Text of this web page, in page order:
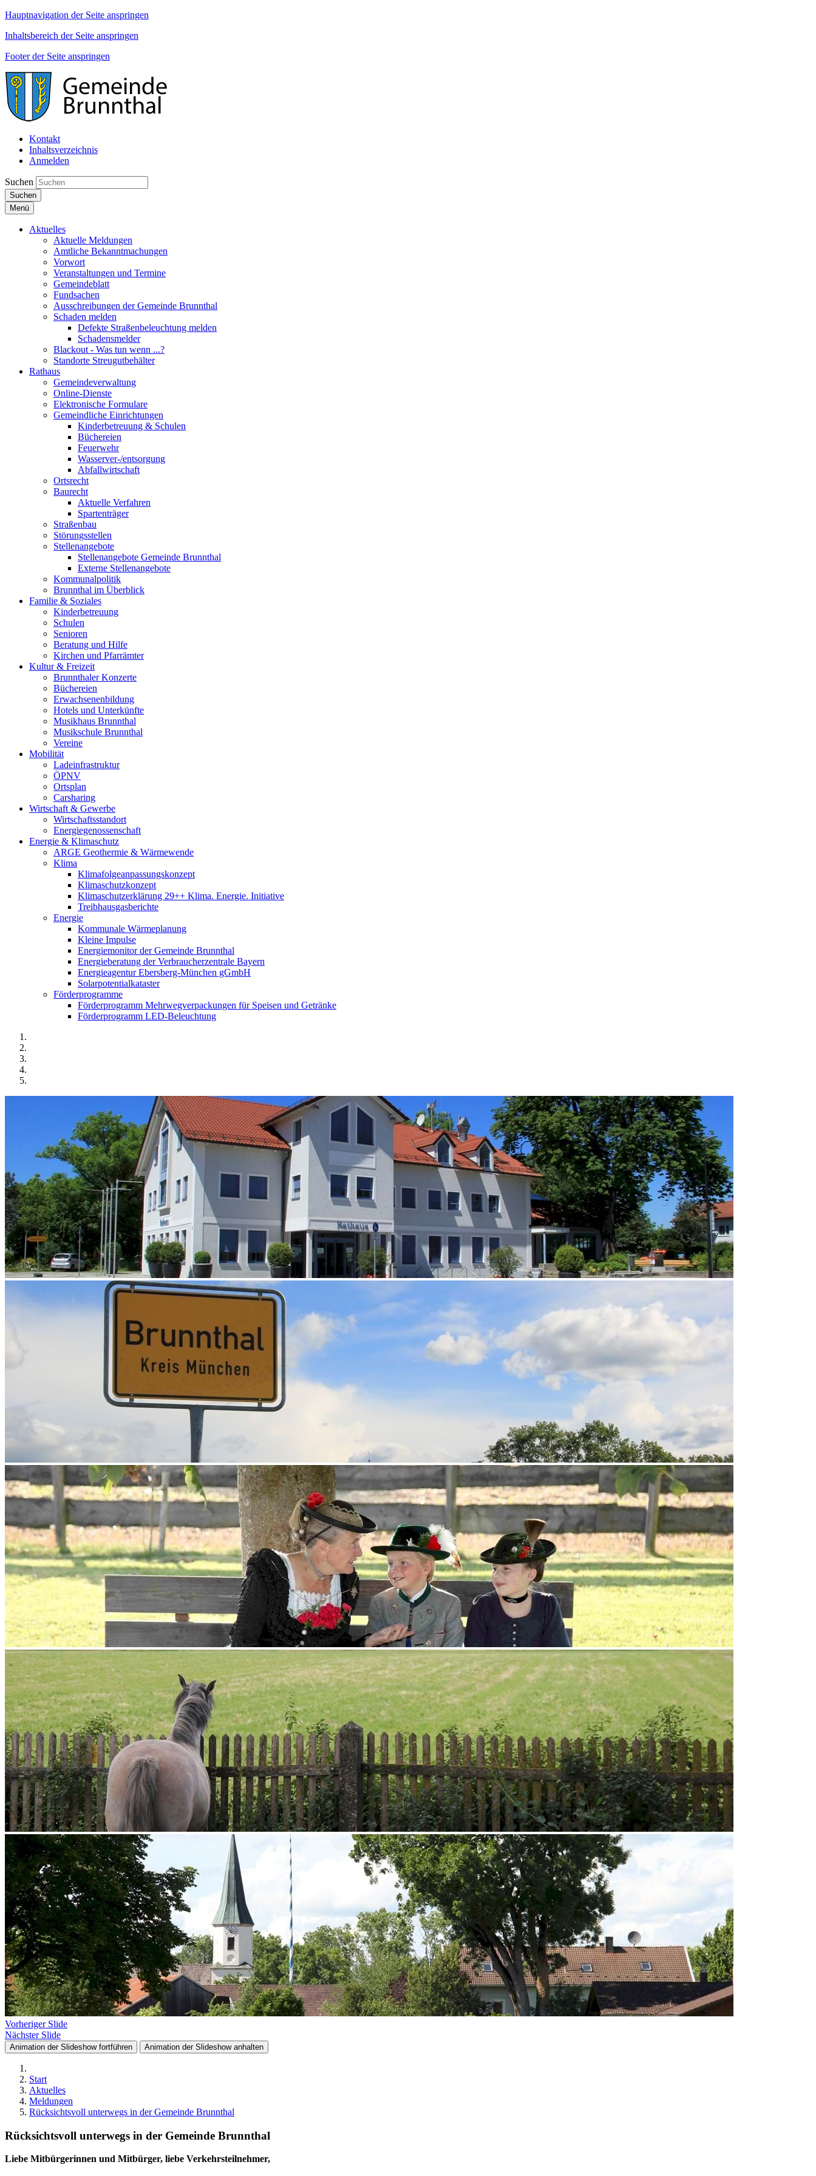
Hauptnavigation der Seite anspringen
Inhaltsbereich der Seite anspringen
Footer der Seite anspringen
Kontakt
Inhaltsverzeichnis
Anmelden
Suchen
Suchen
Menü
Aktuelles
Aktuelle Meldungen
Amtliche Bekanntmachungen
Vorwort
Veranstaltungen und Termine
Gemeindeblatt
Fundsachen
Ausschreibungen der Gemeinde Brunnthal
Schaden melden
Defekte Straßenbeleuchtung melden
Schadensmelder
Blackout - Was tun wenn ...?
Standorte Streugutbehälter
Rathaus
Gemeindeverwaltung
Online-Dienste
Elektronische Formulare
Gemeindliche Einrichtungen
Kinderbetreuung & Schulen
Büchereien
Feuerwehr
Wasserver-/entsorgung
Abfallwirtschaft
Ortsrecht
Baurecht
Aktuelle Verfahren
Spartenträger
Straßenbau
Störungsstellen
Stellenangebote
Stellenangebote Gemeinde Brunnthal
Externe Stellenangebote
Kommunalpolitik
Brunnthal im Überblick
Familie & Soziales
Kinderbetreuung
Schulen
Senioren
Beratung und Hilfe
Kirchen und Pfarrämter
Kultur & Freizeit
Brunnthaler Konzerte
Büchereien
Erwachsenenbildung
Hotels und Unterkünfte
Musikhaus Brunnthal
Musikschule Brunnthal
Vereine
Mobilität
Ladeinfrastruktur
ÖPNV
Ortsplan
Carsharing
Wirtschaft & Gewerbe
Wirtschaftsstandort
Energiegenossenschaft
Energie & Klimaschutz
ARGE Geothermie & Wärmewende
Klima
Klimafolgeanpassungskonzept
Klimaschutzkonzept
Klimaschutzerklärung 29++ Klima. Energie. Initiative
Treibhausgasberichte
Energie
Kommunale Wärmeplanung
Kleine Impulse
Energiemonitor der Gemeinde Brunnthal
Energieberatung der Verbraucherzentrale Bayern
Energieagentur Ebersberg-München gGmbH
Solarpotentialkataster
Förderprogramme
Förderprogramm Mehrwegverpackungen für Speisen und Getränke
Förderprogramm LED-Beleuchtung
Vorheriger Slide
Nächster Slide
Animation der Slideshow fortführen Animation der Slideshow anhalten
Start
Aktuelles
Meldungen
Rücksichtsvoll unterwegs in der Gemeinde Brunnthal
Rücksichtsvoll unterwegs in der Gemeinde Brunnthal
Liebe Mitbürgerinnen und Mitbürger, liebe Verkehrsteilnehmer,